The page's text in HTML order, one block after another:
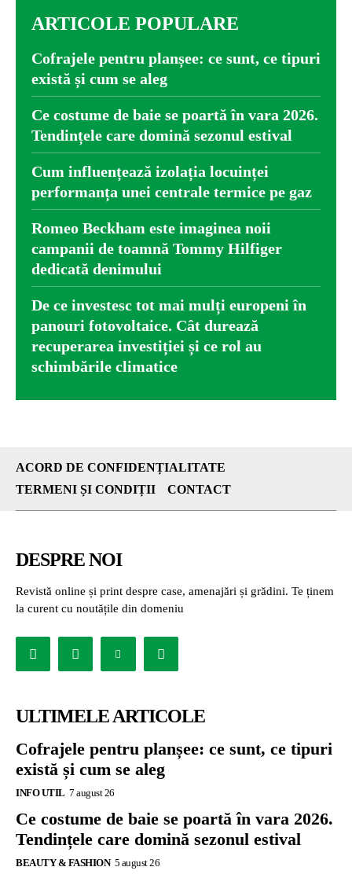
ARTICOLE POPULARE
Cofrajele pentru planșee: ce sunt, ce tipuri
există și cum se aleg
Ce costume de baie se poartă în vara 2026.
Tendințele care domină sezonul estival
Cum influențează izolația locuinței
performanța unei centrale termice pe gaz
Romeo Beckham este imaginea noii
campanii de toamnă Tommy Hilfiger
dedicată denimului
De ce investesc tot mai mulți europeni în
panouri fotovoltaice. Cât durează
recuperarea investiției și ce rol au
schimbările climatice
ACORD DE CONFIDENȚIALITATE
TERMENI ȘI CONDIȚII
CONTACT
DESPRE NOI
Revistă online și print despre case, amenajări și grădini. Te ținem
la curent cu noutățile din domeniu
ULTIMELE ARTICOLE
Cofrajele pentru planșee: ce sunt, ce tipuri
există și cum se aleg
INFO UTIL 7 august 26
Ce costume de baie se poartă în vara 2026.
Tendințele care domină sezonul estival
BEAUTY & FASHION 5 august 26